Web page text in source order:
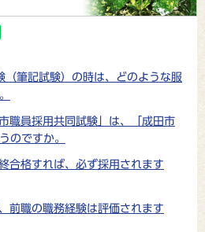
（筆記試験）の時は、どのような服
職員採用共同試験」は、「成田市
のですか。
合格すれば、必ず採用されます
前職の職務経験は評価されます